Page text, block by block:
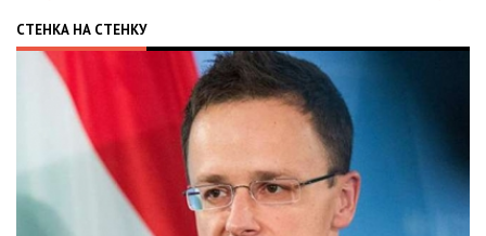
СТЕНКА НА СТЕНКУ